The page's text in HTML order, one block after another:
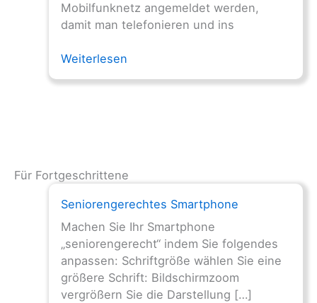
Mobilfunknetz angemeldet werden,
damit man telefonieren und ins
Weiterlesen
Für Fortgeschrittene
Seniorengerechtes Smartphone
Machen Sie Ihr Smartphone
„seniorengerecht“ indem Sie folgendes
anpassen: Schriftgröße wählen Sie eine
größere Schrift: Bildschirmzoom
vergrößern Sie die Darstellung […]